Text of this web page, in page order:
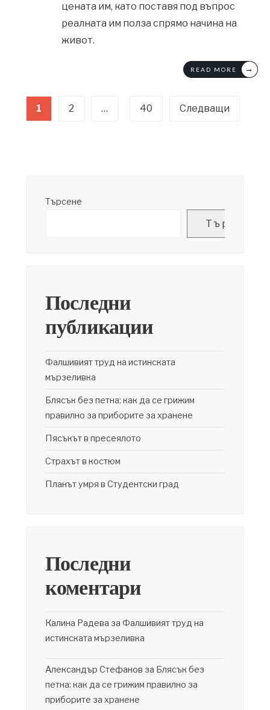
цената им, като поставя под въпрос
реалната им полза спрямо начина на
живот.
READ MORE →
Разделяне
на
страници
1 2 … 40 Следващи
Търсене
Търсене
Последни
публикации
Фалшивият труд на истинската
мързеливка
Блясък без петна: как да се грижим
правилно за приборите за хранене
Пясъкът в пресеялото
Страхът в костюм
Планът умря в Студентски град
Последни
коментари
Калина Радева за Фалшивият труд на
истинската мързеливка
Александър Стефанов за Блясък без
петна: как да се грижим правилно за
приборите за хранене